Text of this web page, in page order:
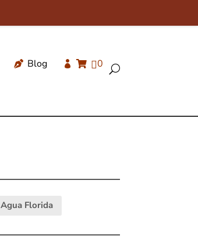
 Blog   0 U
produits
Agua Florida